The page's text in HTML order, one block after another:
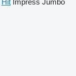
Hit Impress Jumbo